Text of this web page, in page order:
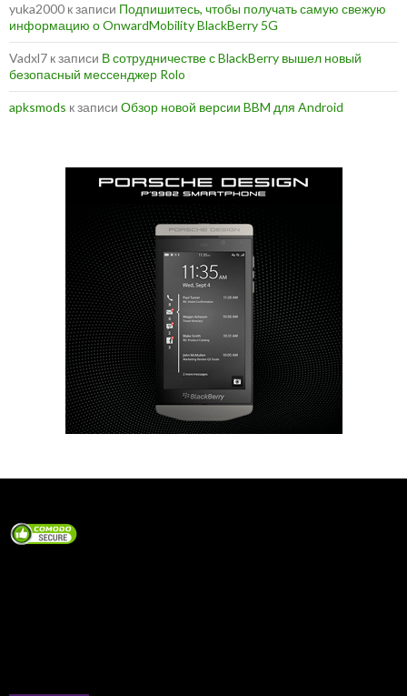
yuka2000 к записи Подпишитесь, чтобы получать самую свежую
информацию о OnwardMobility BlackBerry 5G
Vadxl7 к записи В сотрудничестве с BlackBerry вышел новый
безопасный мессенджер Rolo
apksmods к записи Обзор новой версии BBM для Android